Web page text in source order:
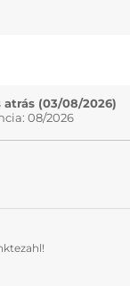
atrás (03/08/2026)
08/2026